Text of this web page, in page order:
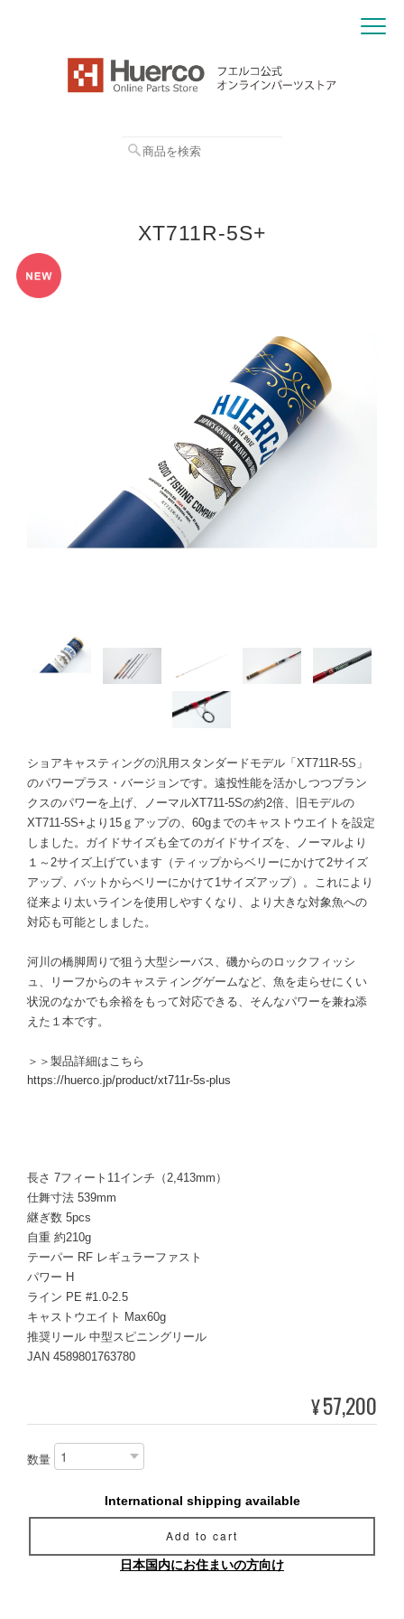
XT711R-5S+
ショアキャスティングの汎用スタンダードモデル「XT711R-5S」
のパワープラス・バージョンです。遠投性能を活かしつつブラン
クスのパワーを上げ、ノーマルXT711-5Sの約2倍、旧モデルの
XT711-5S+より15ｇアップの、60gまでのキャストウエイトを設定
しました。ガイドサイズも全てのガイドサイズを、ノーマルより
１～2サイズ上げています（ティップからベリーにかけて2サイズ
アップ、バットからベリーにかけて1サイズアップ）。これにより
従来より太いラインを使用しやすくなり、より大きな対象魚への
対応も可能としました。
河川の橋脚周りで狙う大型シーバス、磯からのロックフィッシ
ュ、リーフからのキャスティングゲームなど、魚を走らせにくい
状況のなかでも余裕をもって対応できる、そんなパワーを兼ね添
えた１本です。
＞＞製品詳細はこちら
https://huerco.jp/product/xt711r-5s-plus
長さ 7フィート11インチ（2,413mm）
仕舞寸法 539mm
継ぎ数 5pcs
自重 約210g
テーパー RF レギュラーファスト
パワー H
ライン PE #1.0-2.5
キャストウエイト Max60g
推奨リール 中型スピニングリール
JAN 4589801763780
¥57,200
数量
International shipping available
Add to cart
日本国内にお住まいの方向け